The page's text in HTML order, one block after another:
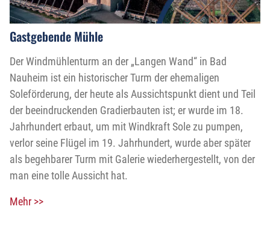
Gastgebende Mühle
Der Windmühlenturm an der „Langen Wand“ in Bad
Nauheim ist ein historischer Turm der ehemaligen
Soleförderung, der heute als Aussichtspunkt dient und Teil
der beeindruckenden Gradierbauten ist; er wurde im 18.
Jahrhundert erbaut, um mit Windkraft Sole zu pumpen,
verlor seine Flügel im 19. Jahrhundert, wurde aber später
als begehbarer Turm mit Galerie wiederhergestellt, von der
man eine tolle Aussicht hat.
Mehr >>